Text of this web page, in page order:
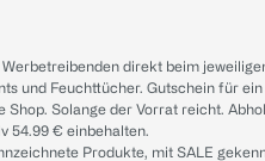
direkt beim
und Feuchttücher. Gutschein für
Solange der Vorrat reicht.
54.99 € einbehalten.
Produkte, mit SALE